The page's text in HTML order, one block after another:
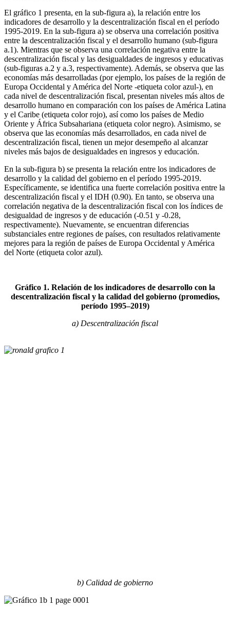
El gráfico 1 presenta, en la sub-figura a), la relación entre los
indicadores de desarrollo y la descentralización fiscal en el período
1995-2019. En la sub-figura a) se observa una correlación positiva
entre la descentralización fiscal y el desarrollo humano (sub-figura
a.1). Mientras que se observa una correlación negativa entre la
descentralización fiscal y las desigualdades de ingresos y educativas
(sub-figuras a.2 y a.3, respectivamente). Además, se observa que las
economías más desarrolladas (por ejemplo, los países de la región de
Europa Occidental y América del Norte -etiqueta color azul-), en
cada nivel de descentralización fiscal, presentan niveles más altos de
desarrollo humano en comparación con los países de América Latina
y el Caribe (etiqueta color rojo), así como los países de Medio
Oriente y África Subsahariana (etiqueta color negro). Asimismo, se
observa que las economías más desarrollados, en cada nivel de
descentralización fiscal, tienen un mejor desempeño al alcanzar
niveles más bajos de desigualdades en ingresos y educación.
En la sub-figura b) se presenta la relación entre los indicadores de
desarrollo y la calidad del gobierno en el período 1995-2019.
Específicamente, se identifica una fuerte correlación positiva entre la
descentralización fiscal y el IDH (0.90). En tanto, se observa una
correlación negativa de la descentralización fiscal con los índices de
desigualdad de ingresos y de educación (-0.51 y -0.28,
respectivamente). Nuevamente, se encuentran diferencias
substanciales entre regiones de países, con resultados relativamente
mejores para la región de países de Europa Occidental y América
del Norte (etiqueta color azul).
Gráfico 1. Relación de los indicadores de desarrollo con la
descentralización fiscal y la calidad del gobierno (promedios,
período 1995–2019)
a) Descentralización fiscal
b) Calidad de gobierno